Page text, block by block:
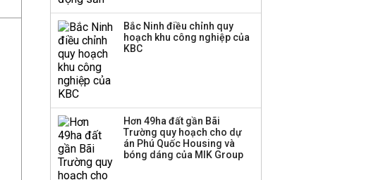
Bắc Ninh điều chỉnh quy
hoạch khu công nghiệp của
KBC
Hơn 49ha đất gần Bãi
Trường quy hoạch cho dự
án Phú Quốc Housing và
bóng dáng của MIK Group